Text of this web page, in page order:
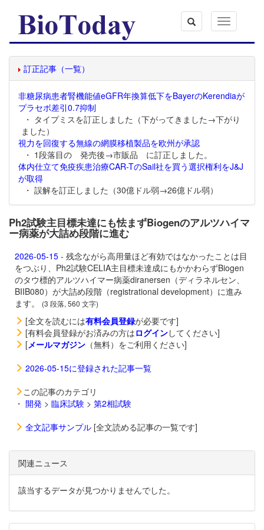
Toggle
navigation
訂正記事（一覧）
非糖尿病患者腎機能値eGFR年換算低下をBayerのKerendiaが
プラセボ差引0.7抑制
・ タイプミスを訂正しました（下がってきました→下がり
ました）
視力を回復する無線の網膜移植製品を欧州が承認
・ 1段落目の 発売後→市販品 に訂正しました。
体内仕立て免疫疾患治療CAR-TのSail社を買う選択権利をJ&J
が取得
・ 誤解を訂正しました（30億ドル弱→26億ドル弱）
Ph2試験主目標未達にも怯まずBiogenのアルツハイマ
ー病薬が大詰め段階に進む
2026-05-15 - 残念ながら高用量ほど有効ではなかったことは目
をつぶり、Ph2試験CELIA主目標未達成にもかかわらずBiogen
のタウ標的アルツハイマー病薬diranersen（ディラネルセン、
BIIB080）が大詰め段階（registrational development）に進み
ます。
(3 段落, 560 文字)
[全文を読むには有料会員登録が必要です]
[有料会員登録がお済みの方はログインしてください]
[メールマガジン （無料）をご利用ください]
2026-05-15に登録された記事一覧
この記事のカテゴリ
・ 開発 > 臨床試験 > 第2相試験
全文記事サンプル [全文読める記事の一覧です]
関連ニュース
該当するデータが見つかりませんでした。